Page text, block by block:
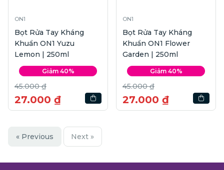
ON1
Bọt Rửa Tay Kháng
Khuẩn ON1 Yuzu
Lemon | 250ml
Giảm 40%
45.000 ₫
27.000 ₫
ON1
Bọt Rửa Tay Kháng
Khuẩn ON1 Flower
Garden | 250ml
Giảm 40%
45.000 ₫
27.000 ₫
« Previous Next »